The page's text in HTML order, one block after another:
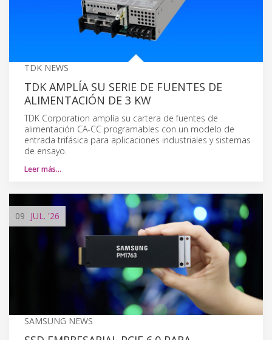
TDK NEWS
TDK AMPLÍA SU SERIE DE FUENTES DE
ALIMENTACIÓN DE 3 KW
TDK Corporation amplía su cartera de fuentes de
alimentación CA-CC programables con un modelo de
entrada trifásica para aplicaciones industriales y sistemas
de ensayo.
Leer más…
09 JUL. '26
SAMSUNG NEWS